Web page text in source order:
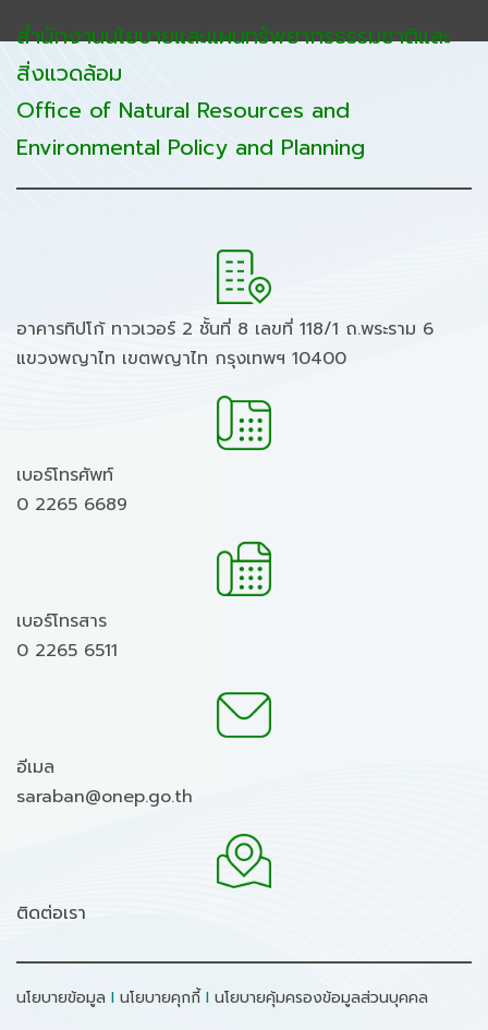
สำนักงานนโยบายและแผนทรัพยากรธรรมชาติและ
สิ่งแวดล้อม
Office of Natural Resources and
Environmental Policy and Planning
อาคารทิปโก้ ทาวเวอร์ 2 ชั้นที่ 8 เลขที่ 118/1 ถ.พระราม 6
แขวงพญาไท เขตพญาไท กรุงเทพฯ 10400
เบอร์โทรศัพท์
0 2265 6689
เบอร์โทรสาร
0 2265 6511
อีเมล
saraban@onep.go.th
ติดต่อเรา
นโยบายข้อมูล I นโยบายคุกกี้I นโยบายคุ้มครองข้อมูลส่วนบุคคล